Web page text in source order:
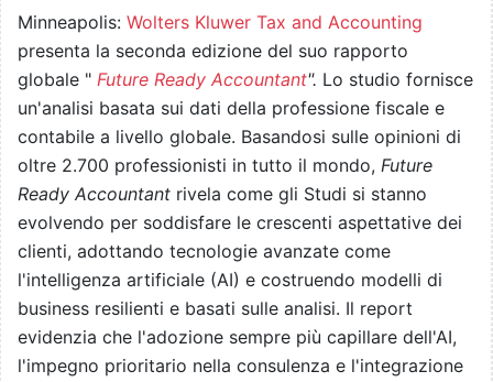
Minneapolis: Wolters Kluwer Tax and Accounting
presenta la seconda edizione del suo rapporto
globale " Future Ready Accountant". Lo studio fornisce
un'analisi basata sui dati della professione fiscale e
contabile a livello globale. Basandosi sulle opinioni di
oltre 2.700 professionisti in tutto il mondo, Future
Ready Accountant rivela come gli Studi si stanno
evolvendo per soddisfare le crescenti aspettative dei
clienti, adottando tecnologie avanzate come
l'intelligenza artificiale (AI) e costruendo modelli di
business resilienti e basati sulle analisi. Il report
evidenzia che l'adozione sempre più capillare dell'AI,
l'impegno prioritario nella consulenza e l'integrazione